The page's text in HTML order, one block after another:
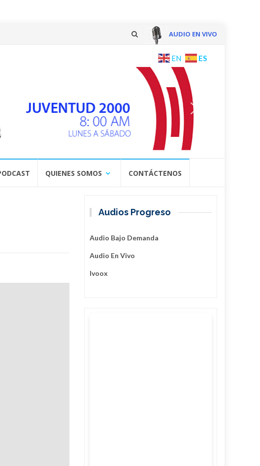
AUDIO EN VIVO
content
EN ES
QUIENES SOMOS CONTÁCTENOS
Audios Progreso
Audio Bajo Demanda
Audio En Vivo
Ivoox